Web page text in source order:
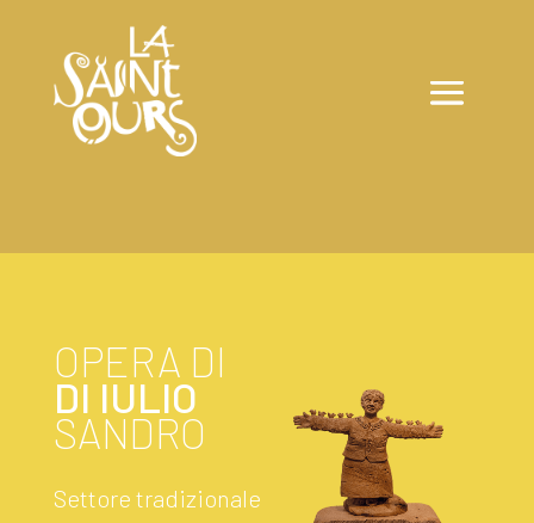
OPERA DI
DI IULIO
SANDRO
Settore tradizionale